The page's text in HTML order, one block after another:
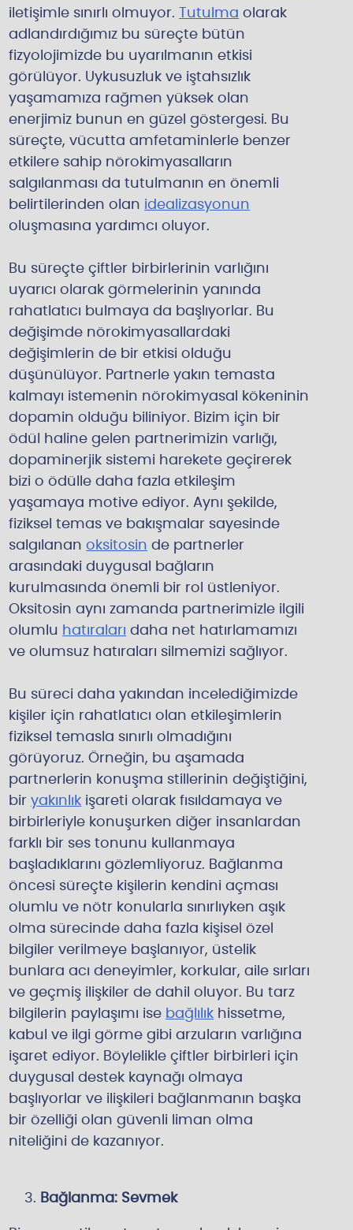
iletişimle sınırlı olmuyor.
Tutulma olarak
adlandırdığımız bu süreçte bütün
fizyolojimizde bu uyarılmanın etkisi
görülüyor. Uykusuzluk ve iştahsızlık
yaşamamıza rağmen yüksek olan
enerjimiz bunun en güzel göstergesi. Bu
süreçte, vücutta amfetaminlerle benzer
etkilere sahip nörokimyasalların
salgılanması da tutulmanın en önemli
belirtilerinden olan idealizasyonun
oluşmasına yardımcı oluyor.
Bu süreçte çiftler birbirlerinin varlığını
uyarıcı olarak görmelerinin yanında
rahatlatıcı bulmaya da başlıyorlar. Bu
değişimde nörokimyasallardaki
değişimlerin de bir etkisi olduğu
düşünülüyor. Partnerle yakın temasta
kalmayı istemenin nörokimyasal kökeninin
dopamin olduğu biliniyor. Bizim için bir
ödül haline gelen partnerimizin varlığı,
dopaminerjik sistemi harekete geçirerek
bizi o ödülle daha fazla etkileşim
yaşamaya motive ediyor. Aynı şekilde,
fiziksel temas ve bakışmalar sayesinde
salgılananoksitosin de partnerler
arasındaki duygusal bağların
kurulmasında önemli bir rol üstleniyor.
Oksitosin aynı zamanda partnerimizle ilgili
olumlu hatıraları daha net hatırlamamızı
ve olumsuz hatıraları silmemizi sağlıyor.
Bu süreci daha yakından incelediğimizde
kişiler için rahatlatıcı olan etkileşimlerin
fiziksel temasla sınırlı olmadığını
görüyoruz. Örneğin, bu aşamada
partnerlerin konuşma stillerinin değiştiğini,
biryakınlık işareti olarak fısıldamaya ve
birbirleriyle konuşurken diğer insanlardan
farklı bir ses tonunu kullanmaya
başladıklarını gözlemliyoruz. Bağlanma
öncesi süreçte kişilerin kendini açması
olumlu ve nötr konularla sınırlıyken aşık
olma sürecinde daha fazla kişisel özel
bilgiler verilmeye başlanıyor, üstelik
bunlara acı deneyimler, korkular, aile sırları
ve geçmiş ilişkiler de dahil oluyor. Bu tarz
bilgilerin paylaşımı ise bağlılık hissetme,
kabul ve ilgi görme gibi arzuların varlığına
işaret ediyor. Böylelikle çiftler birbirleri için
duygusal destek kaynağı olmaya
başlıyorlar ve ilişkileri bağlanmanın başka
bir özelliği olan güvenli liman olma
niteliğini de kazanıyor.
Bağlanma: Sevmek